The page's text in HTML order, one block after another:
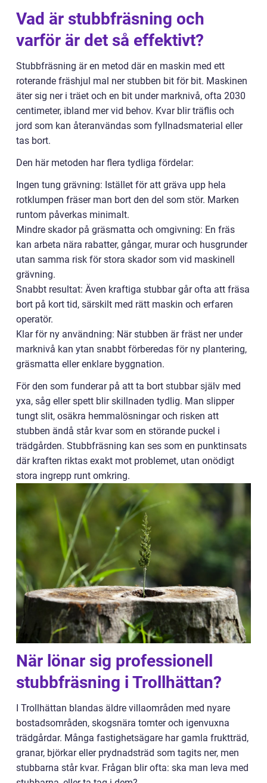
Vad är stubbfräsning och
varför är det så effektivt?
Stubbfräsning är en metod där en maskin med ett
roterande fräshjul mal ner stubben bit för bit. Maskinen
äter sig ner i träet och en bit under marknivå, ofta 2030
centimeter, ibland mer vid behov. Kvar blir träflis och
jord som kan återanvändas som fyllnadsmaterial eller
tas bort.
Den här metoden har flera tydliga fördelar:
Ingen tung grävning: Istället för att gräva upp hela
rotklumpen fräser man bort den del som stör. Marken
runtom påverkas minimalt.
Mindre skador på gräsmatta och omgivning: En fräs
kan arbeta nära rabatter, gångar, murar och husgrunder
utan samma risk för stora skador som vid maskinell
grävning.
Snabbt resultat: Även kraftiga stubbar går ofta att fräsa
bort på kort tid, särskilt med rätt maskin och erfaren
operatör.
Klar för ny användning: När stubben är fräst ner under
marknivå kan ytan snabbt förberedas för ny plantering,
gräsmatta eller enklare byggnation.
För den som funderar på att ta bort stubbar själv med
yxa, såg eller spett blir skillnaden tydlig. Man slipper
tungt slit, osäkra hemmalösningar och risken att
stubben ändå står kvar som en störande puckel i
trädgården. Stubbfräsning kan ses som en punktinsats
där kraften riktas exakt mot problemet, utan onödigt
stora ingrepp runt omkring.
När lönar sig professionell
stubbfräsning i Trollhättan?
I Trollhättan blandas äldre villaområden med nyare
bostadsområden, skogsnära tomter och igenvuxna
trädgårdar. Många fastighetsägare har gamla fruktträd,
granar, björkar eller prydnadsträd som tagits ner, men
stubbarna står kvar. Frågan blir ofta: ska man leva med